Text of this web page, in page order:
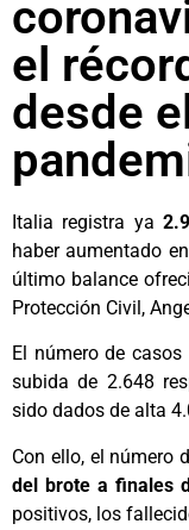
el
desde
Italia registra ya
haber aumentado
último balance
Protección Civil,
El número de
subida de 2.648
sido dados de alta
Con ello, el número
del brote a finales
positivos, los